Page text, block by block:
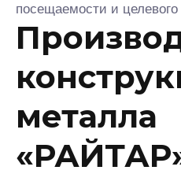
посещаемости и
металла